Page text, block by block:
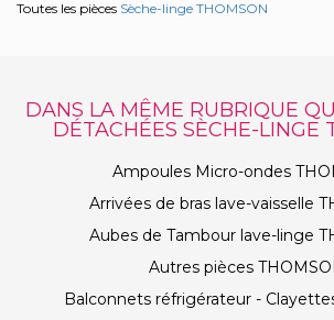
Toutes les pièces Sèche-linge THOMSON
DANS LA MÊME RUBRIQUE
DÉTACHÉES SÈCHE-LINGE
Ampoules Micro-ondes
Arrivées de bras lave-vaisselle
Aubes de Tambour lave-linge
Autres pièces
Balconnets réfrigérateur -